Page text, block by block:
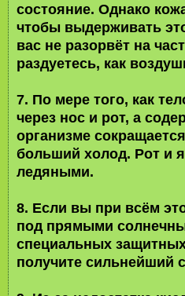
состояние. Однако
чтобы выдерживать
вас не разорвёт на
раздуетесь, как
7. По мере того, как
через нос и рот, а
организме
больший холод. Рот и
ледяными.
8. Если вы при всём
под прямыми
специальных
получите сильнейший